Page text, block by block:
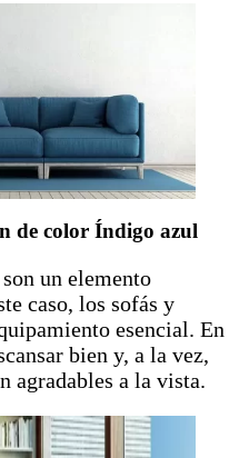
de color Índigo azul
un elemento
caso, los sofás y
esencial. En
bien y, a la vez,
agradables a la vista.